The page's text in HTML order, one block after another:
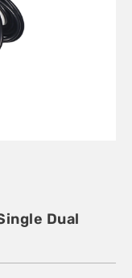
Dual